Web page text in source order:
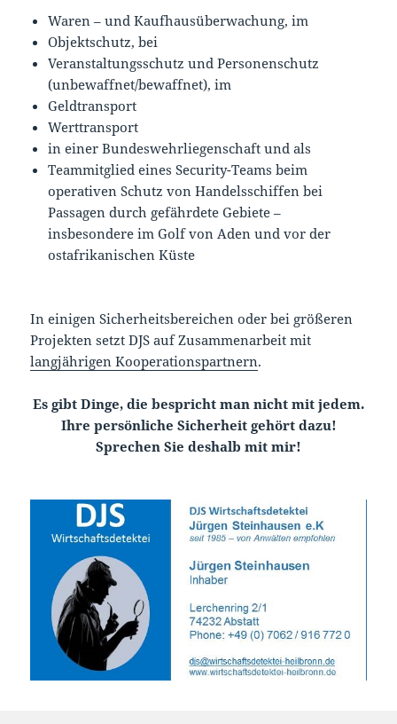
Waren – und Kaufhausüberwachung, im
Objektschutz, bei
Veranstaltungsschutz und Personenschutz
(unbewaffnet/bewaffnet), im
Geldtransport
Werttransport
in einer Bundeswehrliegenschaft und als
Teammitglied eines Security-Teams beim
operativen Schutz von Handelsschiffen bei
Passagen durch gefährdete Gebiete –
insbesondere im Golf von Aden und vor der
ostafrikanischen Küste
In einigen Sicherheitsbereichen oder bei größeren
Projekten setzt DJS auf Zusammenarbeit mit
langjährigen Kooperationspartnern.
Es gibt Dinge, die bespricht man nicht mit jedem.
Ihre persönliche Sicherheit gehört dazu!
Sprechen Sie deshalb mit mir!